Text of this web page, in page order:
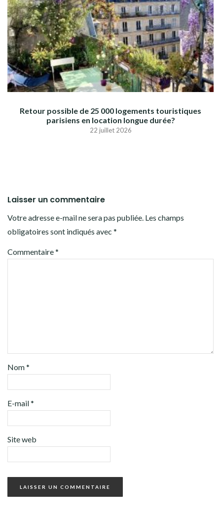
Retour possible de 25 000 logements touristiques
parisiens en location longue durée?
22 juillet 2026
Laisser un commentaire
Votre adresse e-mail ne sera pas publiée. Les champs
obligatoires sont indiqués avec *
Commentaire*
Nom*
E-mail*
Site web